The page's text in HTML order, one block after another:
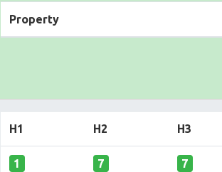
Property
H1 H2 H3
1 7 7